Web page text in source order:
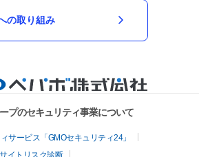
の取り組み
プのセキュリティ事業について
サービス「GMOセキュリティ24」
イトリスク診断